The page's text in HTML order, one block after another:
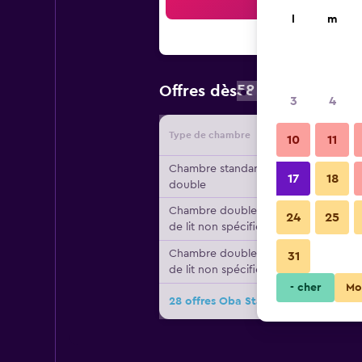
Offres dès58 €
Type de chambre
Chambre standard, 1 lit
double
Chambre double, type
de lit non spécifié
Chambre double, type
de lit non spécifié
28 offres Oba Star Hotel & Spa de
m
3 4
10 11
17 18
24 25
31
- cher